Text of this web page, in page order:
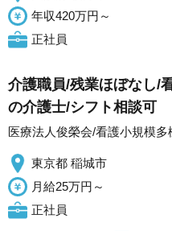
年収420万円～
正社員
介護職員/残業ほぼなし/
の介護士/シフト相談可
医療法人俊榮会/看護小規模
東京都 稲城市
月給25万円～
正社員